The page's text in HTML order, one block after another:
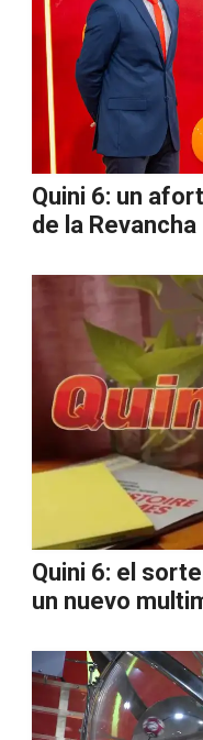
Quini 6: un
de la Revancha
Quini 6: el
un nuevo